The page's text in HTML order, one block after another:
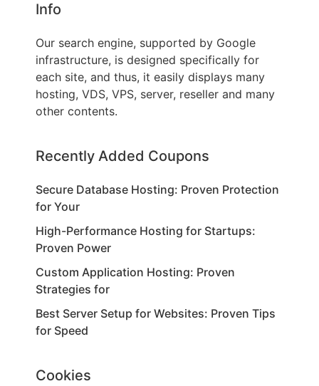
Info
Our search engine, supported by Google
infrastructure, is designed specifically for
each site, and thus, it easily displays many
hosting, VDS, VPS, server, reseller and many
other contents.
Recently Added Coupons
Secure Database Hosting: Proven Protection
for Your
High-Performance Hosting for Startups:
Proven Power
Custom Application Hosting: Proven
Strategies for
Best Server Setup for Websites: Proven Tips
for Speed
Cookies